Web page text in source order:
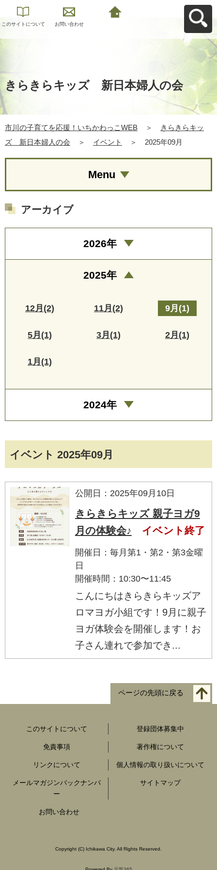
このサイトについて お問い合わせ
きらきらキッズ 新日本婦人の会
市川の子育てを応援！いちかわっこWEB ＞
きらきらキッ
ズ 新日本婦人の会
＞ イベント ＞ 2025年09月
イベント 2025年09月
公開日：2025年09月10日
きらきらキッズ 親子ヨガ9
月の体験会♪
イベント終了
開催日：毎月第1・第2・第3金曜
日
開催時間：10:30〜11:45
こんにちはきらきらキッズア
ロマヨガ小組です！9月に親子
ヨガ体験会を開催します！お
子さん連れで参加でき...
Menu
アーカイブ
2026年
2025年
12月(2) 11月(2) 9月(1)
5月(1) 3月(1) 2月(1)
1月(1)
2024年
ページの先頭に戻る
このサイトについて 登録団体募集中
免責事項 著作権について
リンクについて 個人情報の取り扱いについて
メールマガジンバックナンバ
ー
サイトマップ
お問い合わせ
Copyright (C) Ichikawa City. All Rights Reserved.